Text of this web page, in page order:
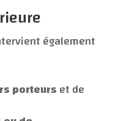
également
porteurset de